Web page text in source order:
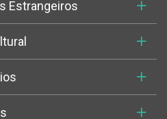
Estrangeiros